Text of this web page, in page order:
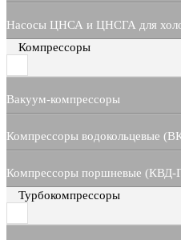
Насосы ЦНСА и ЦНСГА для
Компрессоры
Вакуум-компрессоры
Компрессоры водокольцевые
Компрессоры поршневые
Турбокомпрессоры